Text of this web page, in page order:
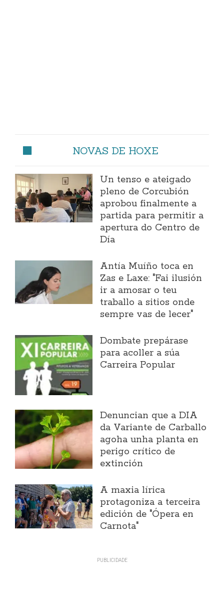
NOVAS DE HOXE
Un tenso e ateigado
pleno de Corcubión
aprobou finalmente a
partida para permitir a
apertura do Centro de
Día
Antía Muíño toca en
Zas e Laxe: "Fai ilusión
ir a amosar o teu
traballo a sitios onde
sempre vas de lecer"
Dombate prepárase
para acoller a súa
Carreira Popular
Denuncian que a DIA
da Variante de Carballo
agoha unha planta en
perigo crítico de
extinción
A maxia lírica
protagoniza a terceira
edición de "Ópera en
Carnota"